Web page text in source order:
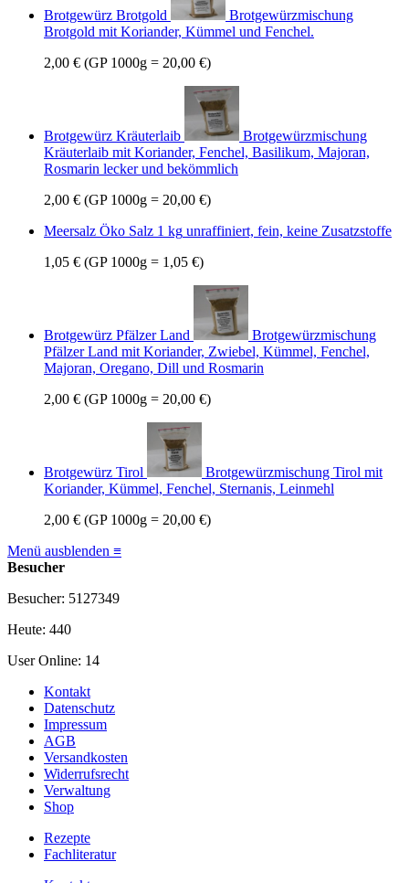
Brotgewürz Brotgold
Brotgewürzmischung
Brotgold mit Koriander, Kümmel und Fenchel.
2,00 € (GP 1000g = 20,00 €)
Brotgewürz Kräuterlaib
Brotgewürzmischung
Kräuterlaib mit Koriander, Fenchel, Basilikum, Majoran,
Rosmarin lecker und bekömmlich
2,00 € (GP 1000g = 20,00 €)
Meersalz Öko Salz 1 kg unraffiniert, fein, keine Zusatzstoffe
1,05 € (GP 1000g = 1,05 €)
Brotgewürz Pfälzer Land
Brotgewürzmischung
Pfälzer Land mit Koriander, Zwiebel, Kümmel, Fenchel,
Majoran, Oregano, Dill und Rosmarin
2,00 € (GP 1000g = 20,00 €)
Brotgewürz Tirol
Brotgewürzmischung Tirol mit
Koriander, Kümmel, Fenchel, Sternanis, Leinmehl
2,00 € (GP 1000g = 20,00 €)
Menü ausblenden ≡
Besucher
Besucher: 5127349
Heute: 440
User Online: 14
Kontakt
Datenschutz
Impressum
AGB
Versandkosten
Widerrufsrecht
Verwaltung
Shop
Rezepte
Fachliteratur